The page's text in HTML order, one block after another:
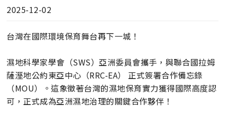
2025-12-02
台灣在國際環境保育舞台再下一城！
濕地科學家學會（SWS）亞洲委員會攜手，與聯合國拉姆
薩溼地公約東亞中心（RRC-EA） 正式簽署合作備忘錄
（MOU）。這象徵著台灣的濕地保育實力獲得國際高度認
可，正式成為亞洲濕地治理的關鍵合作夥伴！